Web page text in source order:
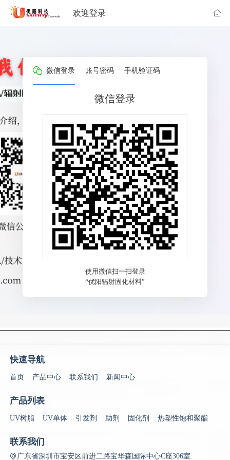
欢迎登录
微信登录 账号密码 手机验证码
还没有帐号？ 立即注册
快速导航
首页 产品中心 联系我们 新闻中心
产品列表
UV树脂 UV单体 引发剂 助剂 固化剂 热塑性饱和聚酯
联系我们
广东省深圳市宝安区前进二路宝华森国际中心C座306室